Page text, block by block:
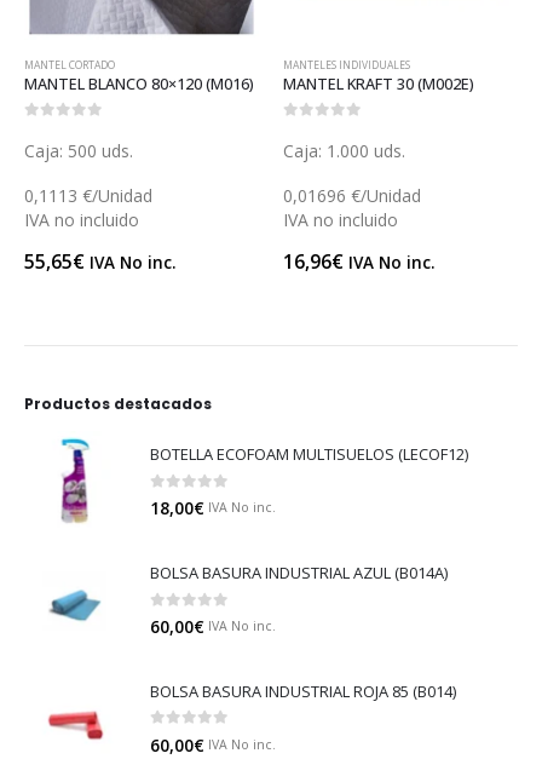
(M016)
MANTELES INDIVIDUALES
MANTEL KRAFT 30 (M002E)
Caja: 1.000 uds.
0,01696 €/Unidad
IVA no incluido
16,96€ IVA No inc.
MANTELES INDIVIDUALES
MANTEL ORLA VERDE
Caja: 1.000 uds.
0,05618 €/Unidad
IVA no incluido
56,18€ IVA No inc.
Productos destacados
BOTELLA ECOFOAM MULTISUELOS (LECOF12)
0 out of 5
18,00€ IVA No inc.
BOLSA BASURA INDUSTRIAL AZUL (B014A)
0 out of 5
60,00€ IVA No inc.
BOLSA BASURA INDUSTRIAL ROJA 85 (B014)
0 out of 5
60,00€ IVA No inc.